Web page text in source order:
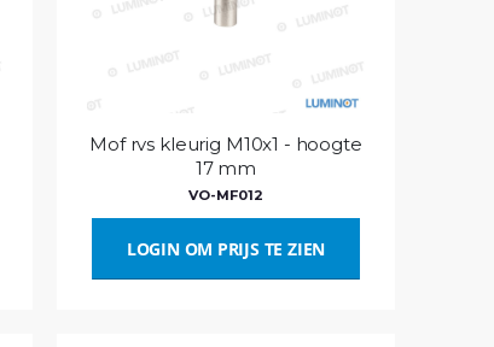
Mof rvs kleurig M10x1 - hoogte
17 mm
VO-MF012
LOGIN OM PRIJS TE ZIEN